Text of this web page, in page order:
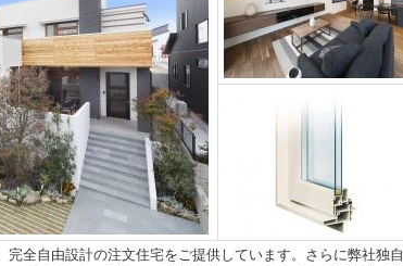
全自由設計の注文住宅をご提供しています。さらに弊社独自